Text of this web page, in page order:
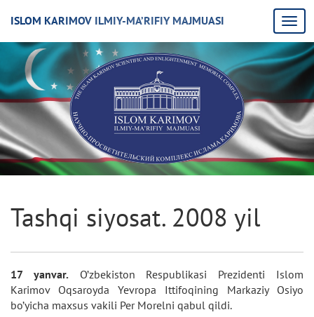
ISLOM KARIMOV ILMIY-MA’RIFIY MAJMUASI
Tashqi siyosat. 2008 yil
17 yanvar. O’zbekiston Respublikasi Prezidenti Islom
Karimov Oqsaroyda Yevropa Ittifoqining Markaziy Osiyo
bo’yicha maxsus vakili Per Morelni qabul qildi.